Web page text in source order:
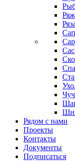
Рядом с нами
Проекты
Контакты
Документы
Подписаться